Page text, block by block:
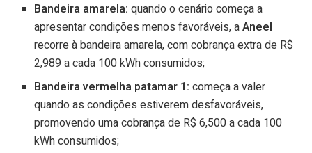
Bandeira amarela: quando o cenário começa a
apresentar condições menos favoráveis, aAneel
recorre à bandeira amarela, com cobrança extra de R$
2,989 a cada 100 kWh consumidos;
Bandeira vermelha patamar 1: começa a valer
quando as condições estiverem desfavoráveis,
promovendo uma cobrança de R$ 6,500 a cada 100
kWh consumidos;